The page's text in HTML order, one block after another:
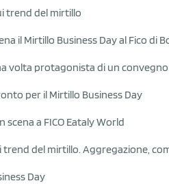
trend del mirtillo
il Mirtillo Business Day al Fico di
volta protagonista di un convegno
per il Mirtillo Business Day
a FICO Eataly World
trend del mirtillo. Aggregazione,
Day